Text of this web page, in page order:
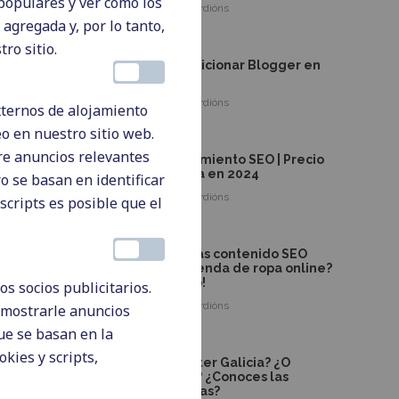
o
en
ByAndrea Ardións
Cómo posicionar Blogger en
2025
Andrea Ardións
Posicionamiento SEO | Precio
en España en 2024
Andrea Ardións
0
¿Necesitas contenido SEO
para tu tienda de ropa online?
¡Te ayudo!
Andrea Ardións
¿Copywriter Galicia? ¿O
redactor? ¿Conoces las
diferencias?
y, por lo tanto,
sitio.
de alojamiento
en nuestro sitio web.
anuncios relevantes
se basan en identificar
es posible que el
socios publicitarios.
anuncios
se basan en la
y scripts,